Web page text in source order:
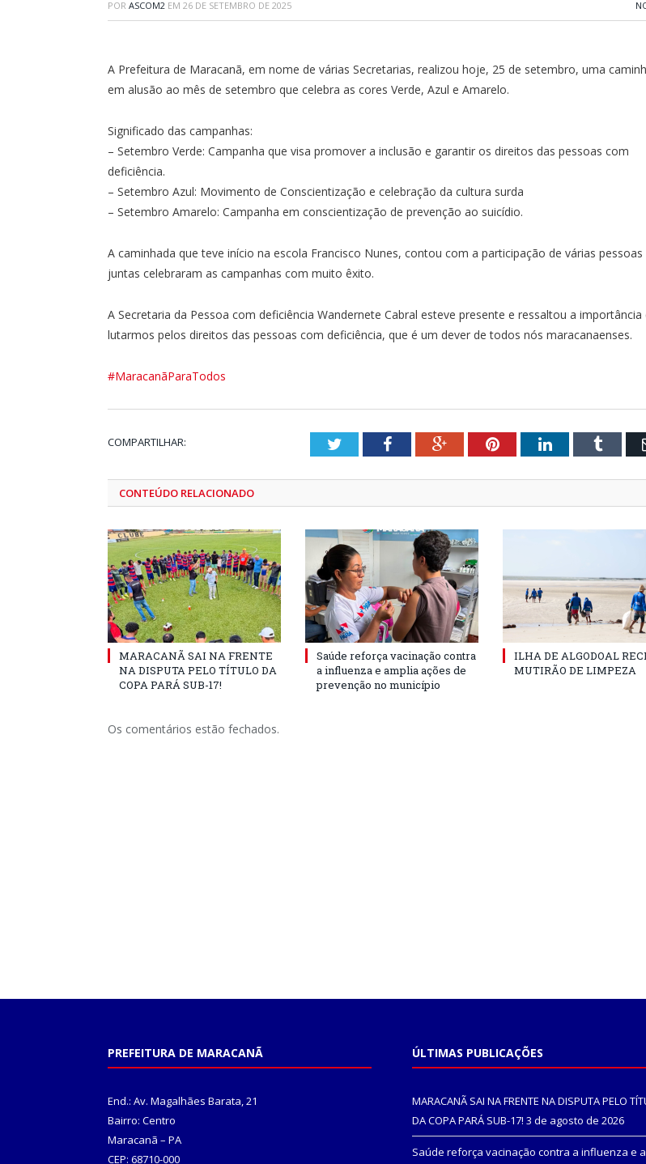
POR ASCOM2 EM 26 DE SETEMBRO DE 2025
A Prefeitura de Maracanã, em nome de várias Secretarias, realizou hoje, 25 de setembro, uma
em alusão ao mês de setembro que celebra as cores Verde, Azul e Amarelo.
Significado das campanhas:
– Setembro Verde: Campanha que visa promover a inclusão e garantir os direitos das pessoas com
deficiência.
– ⁠Setembro Azul: Movimento de Conscientização e celebração da cultura surda
– ⁠Setembro Amarelo: Campanha em conscientização de prevenção ao suicídio.
A caminhada que teve início na escola Francisco Nunes, contou com a participação de várias pessoas
juntas celebraram as campanhas com muito êxito.
A Secretaria da Pessoa com deficiência Wandernete Cabral esteve presente e ressaltou a importância
lutarmos pelos direitos das pessoas com deficiência, que é um dever de todos nós maracanaenses.
#MaracanãParaTodos
COMPARTILHAR: TwitterFacebookGoogle+PinterestLinkedIn
CONTEÚDO RELACIONADO
MARACANÃ SAI NA FRENTE
NA DISPUTA PELO TÍTULO DA
COPA PARÁ SUB-17!
Saúde reforça vacinação contra
a influenza e amplia ações de
prevenção no município
ILHA DE ALGODOAL
MUTIRÃO DE LIMPEZA
Os comentários estão fechados.
PREFEITURA DE MARACANÃ
End.: Av. Magalhães Barata, 21
Bairro: Centro
Maracanã – PA
CEP: 68710-000
ÚLTIMAS PUBLICAÇÕES
MARACANÃ SAI NA FRENTE NA DISPUTA PELO
DA COPA PARÁ SUB-17! 3 de agosto de 2026
Saúde reforça vacinação contra a influenza e